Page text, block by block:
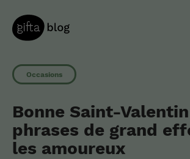
Occasions
Bonne Saint-
phrases de grand
les amoureux